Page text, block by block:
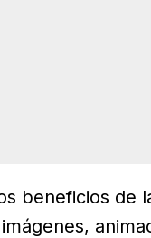
beneficios de